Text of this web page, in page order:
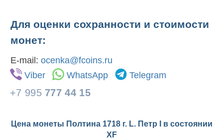
Для оценки сохранности и стоимости
монет:
E-mail: ocenka@fcoins.ru
Viber
WhatsApp Telegram
+7 995 777 44 15
Цена монеты Полтина 1718 г. L. Петр I в состоянии
XF